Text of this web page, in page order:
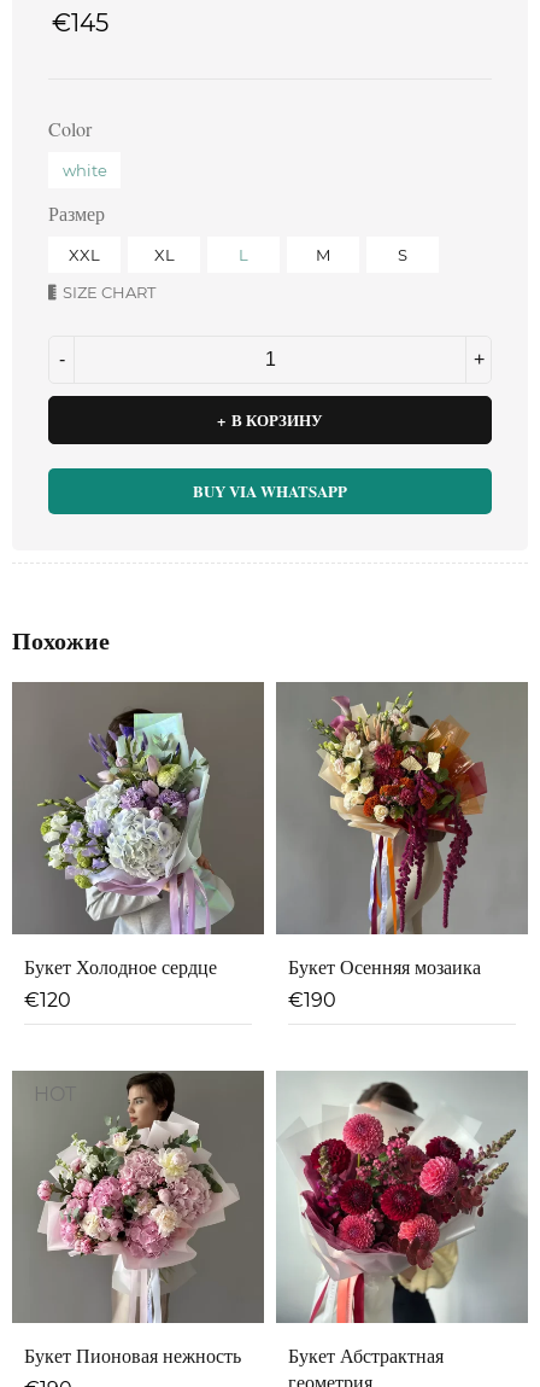
€145
Color
white
Размер
XXL XL L M
S
SIZE CHART
В КОРЗИНУ
BUY VIA WHATSAPP
Похожие
Букет Холодное сердце
€120
Букет Осенняя мозаика
€190
HOT
Букет Пионовая нежность
Букет Абстрактная
геометрия